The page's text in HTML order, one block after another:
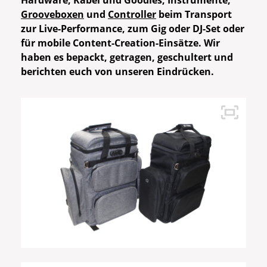
Grooveboxen und Controller beim Transport
zur Live-Performance, zum Gig oder DJ-Set oder
für mobile Content-Creation-Einsätze. Wir
haben es bepackt, getragen, geschultert und
berichten euch von unseren Eindrücken.